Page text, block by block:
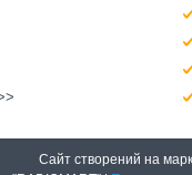
Сайт створений на